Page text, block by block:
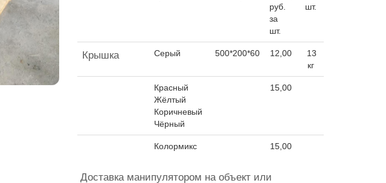
руб.
за
шт.
шт.
Крышка Серый 500*200*60 12,00
13
кг
Красный
Жёлтый
Коричневый
Чёрный
15,00
Колормикс 15,00
Доставка манипулятором на объект или